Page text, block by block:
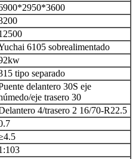
6105 sobrealimentado
tipo separado
delantero 30S eje
eje trasero 30
4/trasero 2 16/70-R22.5
5